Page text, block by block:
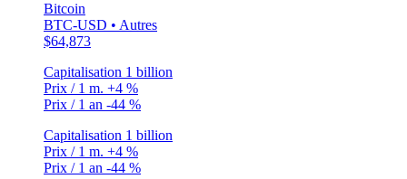
Bitcoin
BTC-USD • Autres
$64,873
Capitalisation 1 billion
Prix / 1 m. +4 %
Prix / 1 an -44 %
Capitalisation 1 billion
Prix / 1 m. +4 %
Prix / 1 an -44 %